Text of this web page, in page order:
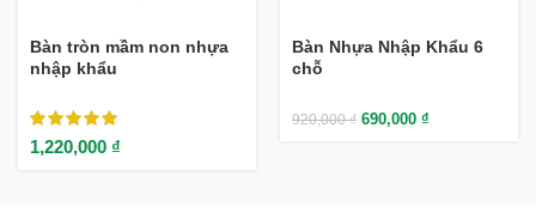
Bàn tròn mầm non nhựa
nhập khẩu
1,220,000 ₫
Bàn Nhựa Nhập Khẩu 6
chỗ
920,000₫ 690,000 ₫